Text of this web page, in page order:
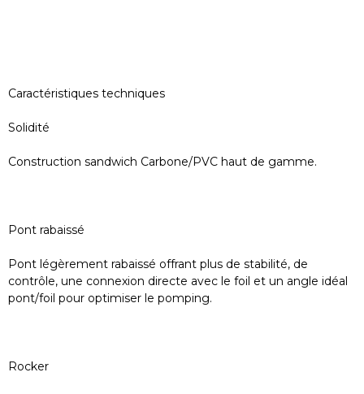
Caractéristiques techniques
Solidité
Construction sandwich Carbone/PVC haut de gamme.
Pont rabaissé
Pont légèrement rabaissé offrant plus de stabilité, de
contrôle, une connexion directe avec le foil et un angle idéal
pont/foil pour optimiser le pomping.
Rocker